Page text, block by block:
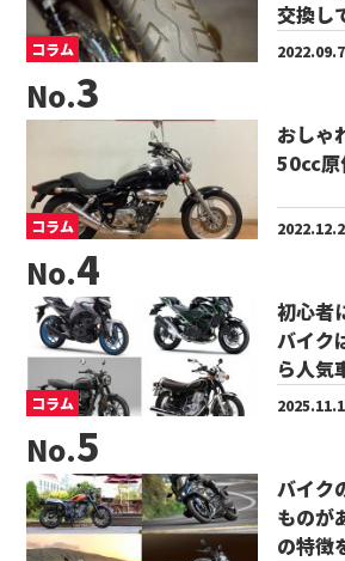
コラム
交換し
2022.09.7
No.
コラム
おしゃ
50cc原
No.
コラム
初心者
バイク
ら人気
No.
バイク
ものが
の特徴